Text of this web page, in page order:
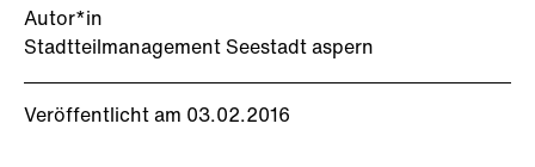
Autor*in
Stadtteilmanagement Seestadt aspern
Veröffentlicht am 03.02.2016